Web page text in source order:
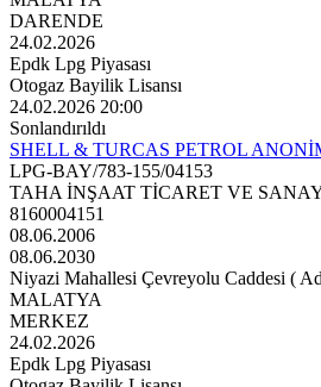
DARENDE
24.02.2026
Epdk Lpg Piyasası
Otogaz Bayilik Lisansı
24.02.2026 20:00
Sonlandırıldı
SHELL & TURCAS PETROL
LPG-BAY/783-155/04153
TAHA İNŞAAT TİCARET VE
8160004151
08.06.2006
08.06.2030
Niyazi Mahallesi Çevreyolu Caddesi (
MALATYA
MERKEZ
24.02.2026
Epdk Lpg Piyasası